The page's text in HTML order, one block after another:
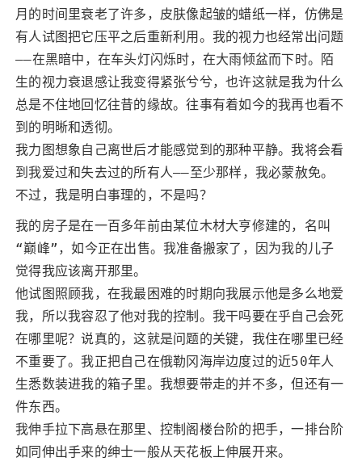
月的时间里衰老了许多，皮肤像起皱的蜡纸一样，仿佛是
有人试图把它压平之后重新利用。我的视力也经常出问题
——在黑暗中，在车头灯闪烁时，在大雨倾盆而下时。陌
生的视力衰退感让我变得紧张兮兮，也许这就是我为什么
总是不住地回忆往昔的缘故。往事有着如今的我再也看不
到的明晰和透彻。
我力图想象自己离世后才能感觉到的那种平静。我将会看
到我爱过和失去过的所有人——至少那样，我必蒙赦免。
不过，我是明白事理的，不是吗？
我的房子是在一百多年前由某位木材大亨修建的，名叫
“巅峰”，如今正在出售。我准备搬家了，因为我的儿子
觉得我应该离开那里。
他试图照顾我，在我最困难的时期向我展示他是多么地爱
我，所以我容忍了他对我的控制。我干吗要在乎自己会死
在哪里呢？说真的，这就是问题的关键，我住在哪里已经
不重要了。我正把自己在俄勒冈海岸边度过的近50年人
生悉数装进我的箱子里。我想要带走的并不多，但还有一
件东西。
我伸手拉下高悬在那里、控制阁楼台阶的把手，一排台阶
如同伸出手来的绅士一般从天花板上伸展开来。